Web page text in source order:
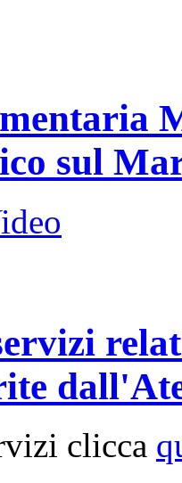
sul
clicca